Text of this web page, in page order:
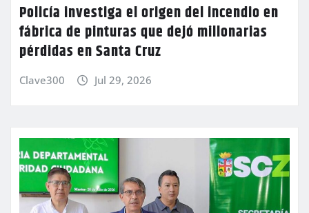
Policía investiga el origen del incendio en
fábrica de pinturas que dejó millonarias
pérdidas en Santa Cruz
Clave300 Jul 29, 2026